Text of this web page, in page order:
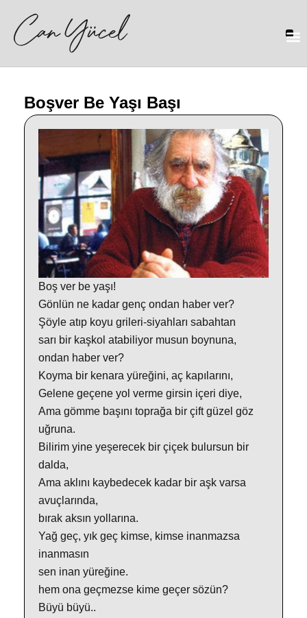
Boşver Be Yaşı Başı
Boş ver be yaşı!
Gönlün ne kadar genç ondan haber ver?
Şöyle atıp koyu grileri-siyahları sabahtan
sarı bir kaşkol atabiliyor musun boynuna,
ondan haber ver?
Koyma bir kenara yüreğini, aç kapılarını,
Gelene geçene yol verme girsin içeri diye,
Ama gömme başını toprağa bir çift güzel göz
uğruna.
Bilirim yine yeşerecek bir çiçek bulursun bir
dalda,
Ama aklını kaybedecek kadar bir aşk varsa
avuçlarında,
bırak aksın yollarına.
Yağ geç, yık geç kimse, kimse inanmazsa
inanmasın
sen inan yüreğine.
hem ona geçmezse kime geçer sözün?
Büyü büyü..